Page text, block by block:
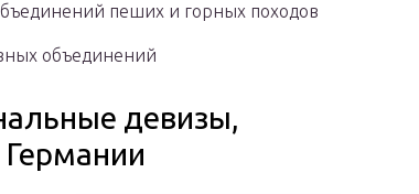
пеших и горных походов
объединений
девизы,